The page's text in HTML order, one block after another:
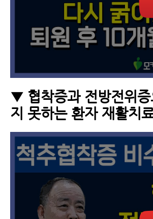
▼ 협착증과 전방전위
지 못하는 환자 재활치